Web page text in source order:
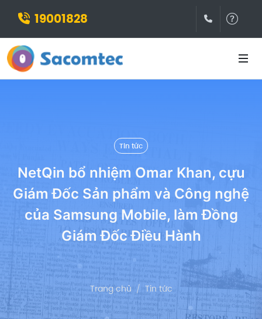
19001828
Tin tức
NetQin bổ nhiệm Omar Khan, cựu
Giám Đốc Sản phẩm và Công nghệ
của Samsung Mobile, làm Đồng
Giám Đốc Điều Hành
Trang chủ Tin tức